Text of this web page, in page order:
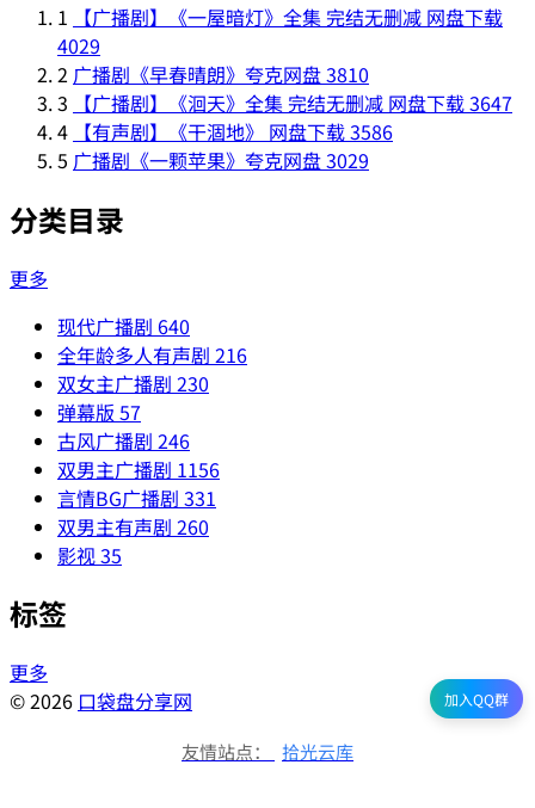
1
【广播剧】《一屋暗灯》全集 完结无删减 网盘下载
4029
2 广播剧《早春晴朗》夸克网盘3810
3
【广播剧】《洄天》全集 完结无删减 网盘下载3647
4 【有声剧】《干涸地》 网盘下载3586
5 广播剧《一颗苹果》夸克网盘3029
分类目录
更多
现代广播剧 640
全年龄多人有声剧 216
双女主广播剧 230
弹幕版 57
古风广播剧 246
双男主广播剧 1156
言情BG广播剧 331
双男主有声剧 260
影视35
标签
更多
© 2026 口袋盘分享网 加入QQ群
友情站点： 拾光云库